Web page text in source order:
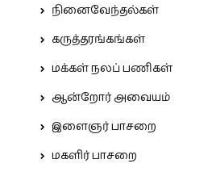
நினைவேந்தல்கள்
கருத்தரங்கங்கள்
மக்கள் நலப் பணிகள்
ஆன்றோர் அவையம்
இளைஞர் பாசறை
மகளிர் பாசறை